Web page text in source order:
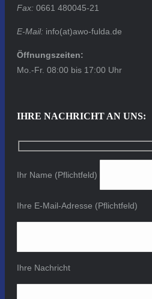
Fax: 0661 480045-21
E-Mail: info(at)awo-fulda.de
Öffnungszeiten:
Mo.-Fr. 08:00 bis 17:00 Uhr
IHRE NACHRICHT AN UNS:
Ihr Name (Pflichtfeld)
Ihre E-Mail-Adresse (Pflichtfeld)
Ihre Nachricht